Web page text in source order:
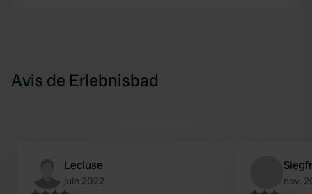
Avis de Erlebnisbad
Lecluse
juin 2022 nov.